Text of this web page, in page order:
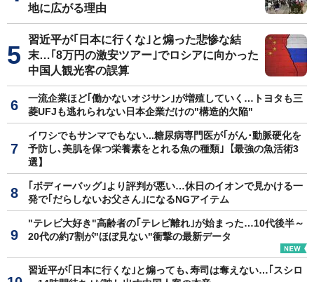
地に広がる理由
習近平が｢日本に行くな｣と煽った悲惨な結
末…｢8万円の激安ツアー｣でロシアに向かった
中国人観光客の誤算
一流企業ほど｢働かないオジサン｣が増殖していく…トヨタも三
菱UFJも逃れられない日本企業だけの"構造的欠陥"
イワシでもサンマでもない...糖尿病専門医が｢がん･動脈硬化を
予防し､美肌を保つ栄養素をとれる魚の種類｣【最強の魚活術3
選】
｢ボディーバッグ｣より評判が悪い…休日のイオンで見かける一
発で｢だらしないお父さん｣になるNGアイテム
"テレビ大好き"高齢者の｢テレビ離れ｣が始まった…10代後半～
20代の約7割が"ほぼ見ない"衝撃の最新データ
習近平が｢日本に行くな｣と煽っても､寿司は奪えない…｢スシロ